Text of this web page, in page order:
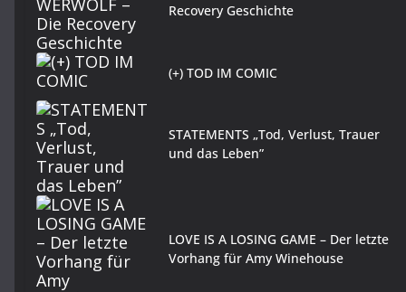
Recovery Geschichte
(+) TOD IM COMIC
STATEMENTS „Tod, Verlust, Trauer
und das Leben”
LOVE IS A LOSING GAME – Der letzte
Vorhang für Amy Winehouse